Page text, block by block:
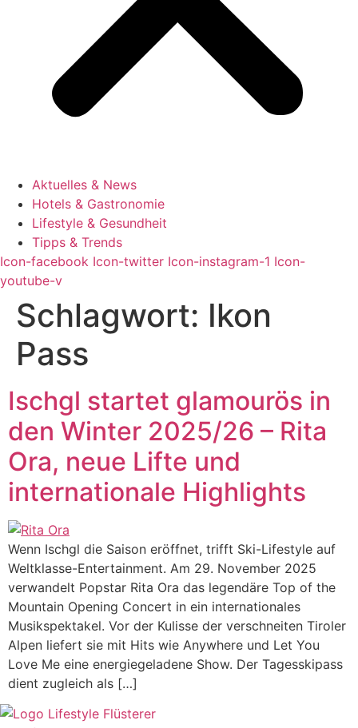
Aktuelles & News
Hotels & Gastronomie
Lifestyle & Gesundheit
Tipps & Trends
Icon-facebook Icon-twitter Icon-instagram-1 Icon-
youtube-v
Schlagwort: Ikon
Pass
Ischgl startet glamourös in
den Winter 2025/26 – Rita
Ora, neue Lifte und
internationale Highlights
Wenn Ischgl die Saison eröffnet, trifft Ski-Lifestyle auf
Weltklasse-Entertainment. Am 29. November 2025
verwandelt Popstar Rita Ora das legendäre Top of the
Mountain Opening Concert in ein internationales
Musikspektakel. Vor der Kulisse der verschneiten Tiroler
Alpen liefert sie mit Hits wie Anywhere und Let You
Love Me eine energiegeladene Show. Der Tagesskipass
dient zugleich als […]